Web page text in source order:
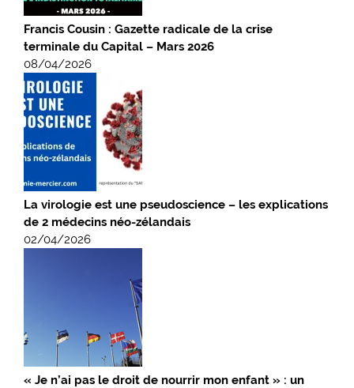
Francis Cousin : Gazette radicale de la crise
terminale du Capital – Mars 2026
08/04/2026
La virologie est une pseudoscience – les explications
de 2 médecins néo-zélandais
02/04/2026
« Je n’ai pas le droit de nourrir mon enfant » : un